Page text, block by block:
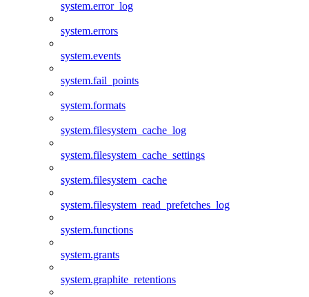
system.error_log
system.errors
system.events
system.fail_points
system.formats
system.filesystem_cache_log
system.filesystem_cache_settings
system.filesystem_cache
system.filesystem_read_prefetches_log
system.functions
system.grants
system.graphite_retentions